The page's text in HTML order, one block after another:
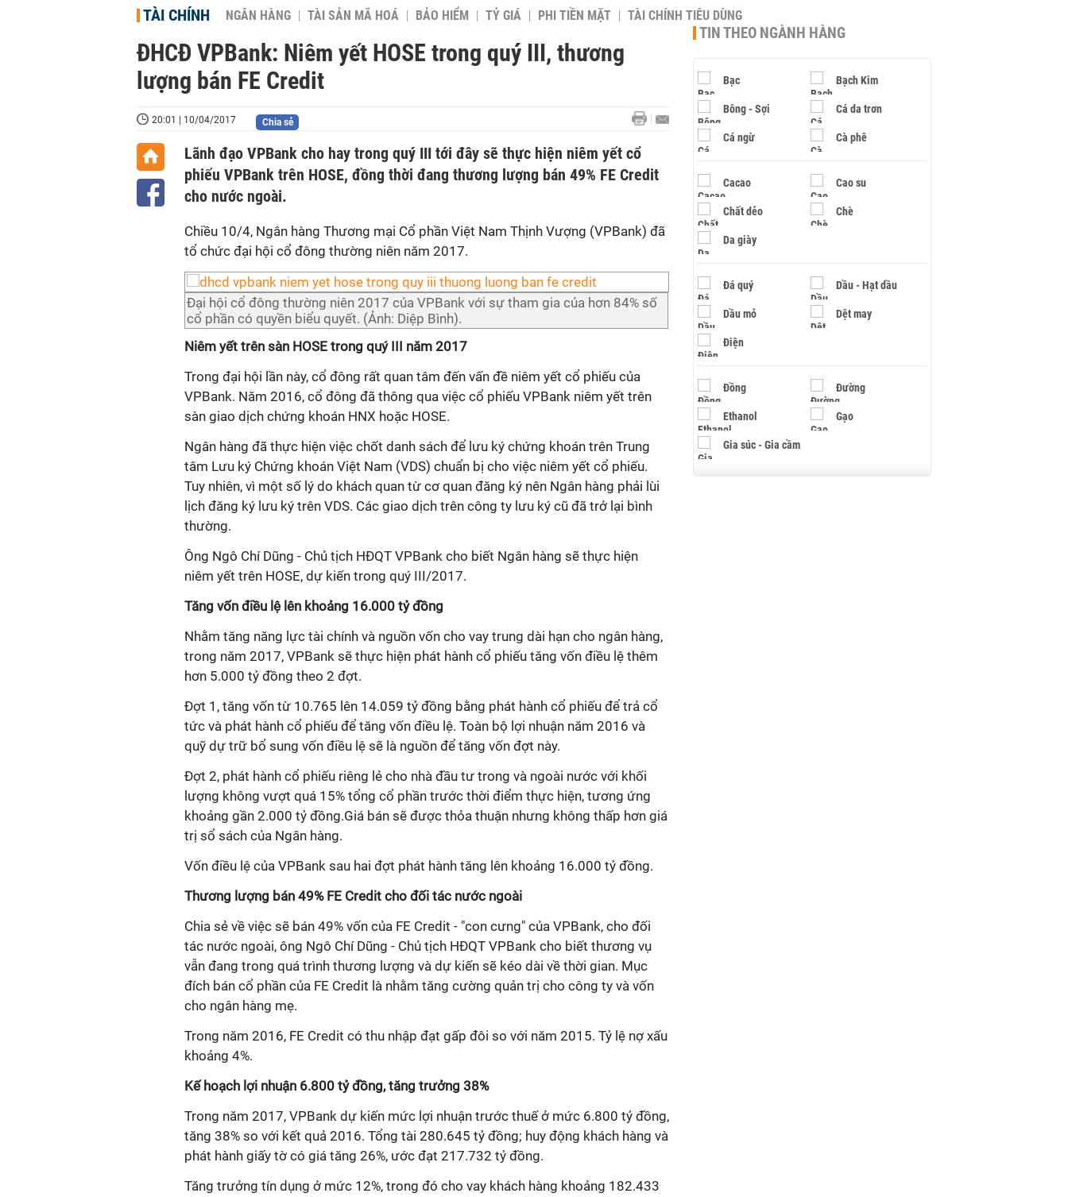
TÀI CHÍNH NGÂN HÀNG TÀI SẢN MÃ HOÁ BẢO HIỂM TỶ GIÁ PHI TIỀN MẶT TÀI CHÍNH TIÊU DÙNG
ĐHCĐ VPBank: Niêm yết HOSE trong quý III, thương
lượng bán FE Credit
20:01 | 10/04/2017 Chia sẻ
Lãnh đạo VPBank cho hay trong quý III tới đây sẽ thực hiện niêm yết cổ
phiếu VPBank trên HOSE, đồng thời đang thương lượng bán 49% FE Credit
cho nước ngoài.
Chiều 10/4, Ngân hàng Thương mại Cổ phần Việt Nam Thịnh Vượng (VPBank) đã
tổ chức đại hội cổ đông thường niên năm 2017.
Đại hội cổ đông thường niên 2017 của VPBank với sự tham gia của hơn 84% số
cổ phần có quyền biểu quyết. (Ảnh: Diệp Bình).
Niêm yết trên sàn HOSE trong quý III năm 2017
Trong đại hội lần này, cổ đông rất quan tâm đến vấn đề niêm yết cổ phiếu của
VPBank. Năm 2016, cổ đông đã thông qua việc cổ phiếu VPBank niêm yết trên
sàn giao dịch chứng khoán HNX hoặc HOSE.
Ngân hàng đã thực hiện việc chốt danh sách để lưu ký chứng khoán trên Trung
tâm Lưu ký Chứng khoán Việt Nam (VDS) chuẩn bị cho việc niêm yết cổ phiếu.
Tuy nhiên, vì một số lý do khách quan từ cơ quan đăng ký nên Ngân hàng phải lùi
lịch đăng ký lưu ký trên VDS. Các giao dịch trên công ty lưu ký cũ đã trở lại bình
thường.
Ông Ngô Chí Dũng - Chủ tịch HĐQT VPBank cho biết Ngân hàng sẽ thực hiện
niêm yết trên HOSE, dự kiến trong quý III/2017.
Tăng vốn điều lệ lên khoảng 16.000 tỷ đồng
Nhằm tăng năng lực tài chính và nguồn vốn cho vay trung dài hạn cho ngân hàng,
trong năm 2017, VPBank sẽ thực hiện phát hành cổ phiếu tăng vốn điều lệ thêm
hơn 5.000 tỷ đồng theo 2 đợt.
Đợt 1, tăng vốn từ 10.765 lên 14.059 tỷ đồng bằng phát hành cổ phiếu để trả cổ
tức và phát hành cổ phiếu để tăng vốn điều lệ. Toàn bộ lợi nhuận năm 2016 và
quỹ dự trữ bổ sung vốn điều lệ sẽ là nguồn để tăng vốn đợt này.
Đợt 2, phát hành cổ phiếu riêng lẻ cho nhà đầu tư trong và ngoài nước với khối
lượng không vượt quá 15% tổng cổ phần trước thời điểm thực hiện, tương ứng
khoảng gần 2.000 tỷ đồng.Giá bán sẽ được thỏa thuận nhưng không thấp hơn giá
trị sổ sách của Ngân hàng.
Vốn điều lệ của VPBank sau hai đợt phát hành tăng lên khoảng 16.000 tỷ đồng.
Thương lượng bán 49% FE Credit cho đối tác nước ngoài
Chia sẻ về việc sẽ bán 49% vốn của FE Credit - "con cưng" của VPBank, cho đối
tác nước ngoài, ông Ngô Chí Dũng - Chủ tịch HĐQT VPBank cho biết thương vụ
vẫn đang trong quá trình thương lượng và dự kiến sẽ kéo dài về thời gian. Mục
đích bán cổ phần của FE Credit là nhằm tăng cường quản trị cho công ty và vốn
cho ngân hàng mẹ.
Trong năm 2016, FE Credit có thu nhập đạt gấp đôi so với năm 2015. Tỷ lệ nợ xấu
khoảng 4%.
Kế hoạch lợi nhuận 6.800 tỷ đồng, tăng trưởng 38%
Trong năm 2017, VPBank dự kiến mức lợi nhuận trước thuế ở mức 6.800 tỷ đồng,
tăng 38% so với kết quả 2016. Tổng tài 280.645 tỷ đồng; huy động khách hàng và
phát hành giấy tờ có giá tăng 26%, ước đạt 217.732 tỷ đồng.
Tăng trưởng tín dụng ở mức 12%, trong đó cho vay khách hàng khoảng 182.433
TIN THEO NGÀNH HÀNG
Bạc Bạch Kim
Bông - Sợi Cá da trơn
Cá ngừ Cà phê
Cacao Cao su
Chất dẻo Chè
Da giày
Đá quý Dầu - Hạt dầu
Dầu mỏ Dệt may
Điện
Đồng Đường
Ethanol Gạo
Gia súc - Gia cầm